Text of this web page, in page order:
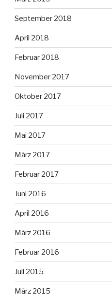
September 2018
April 2018
Februar 2018
November 2017
Oktober 2017
Juli 2017
Mai 2017
März 2017
Februar 2017
Juni 2016
April 2016
März 2016
Februar 2016
Juli 2015
März 2015